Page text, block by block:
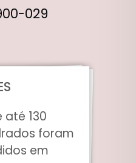
029
130
foram
em